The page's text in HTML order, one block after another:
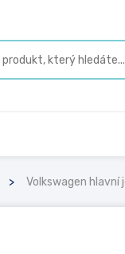
Volkswagen hlavní